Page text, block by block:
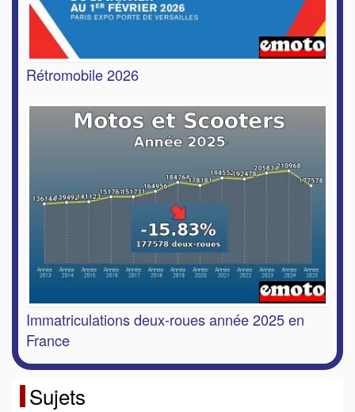
Rétromobile 2026
Immatriculations deux-roues année 2025 en
France
Sujets